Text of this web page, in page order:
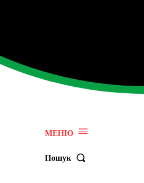
МЕНЮ
Пошук